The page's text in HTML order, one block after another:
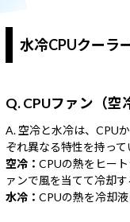
水冷CPUクーラ
Q. CPUファン（空
A. 空冷と水冷は、CPU
ぞれ異なる特性を持って
空冷： CPUの熱をヒー
ァンで風を当てて冷却
水冷： CPUの熱を冷却